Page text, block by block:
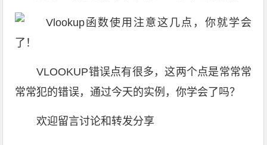
VLOOKUP错误点有很多，这两个点是常常常
常常犯的错误，通过今天的实例，你学会了吗？
欢迎留言讨论和转发分享